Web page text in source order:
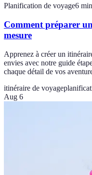
Planification de voyage6 min
Comment préparer
mesure
Apprenez à créer un
envies avec notre guide
chaque détail de vos
itinéraire de voyage
Aug 6